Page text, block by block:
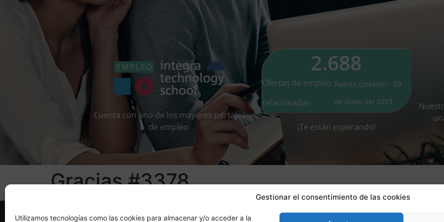
Gestionar el consentimiento de las cookies
Utilizamos tecnologías como las cookies para almacenar y/o acceder a la
Cuenta con uno de los mayores portales
de empleo.
Ofertas de empleo
relacionadas
Fuente Linkedin - 09
de Mayo del 2023
2.688
¡Te están esperando!
Gracias #3378